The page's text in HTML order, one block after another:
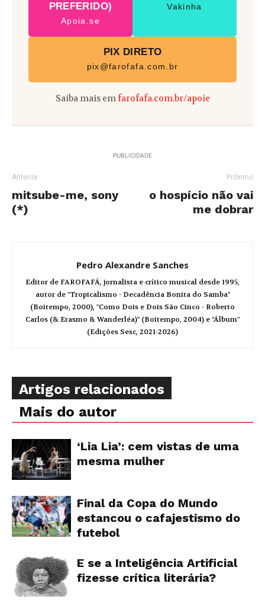
PREFERIDO)
Apoia.se
Vakinha
PIX DIRETO
pix@farofafa.com.br
Saiba mais emfarofafa.com.br/apoie
PUBLICIDADE
Anterior
mitsube-me, sony
(*)
Próximo
o hospício não vai
me dobrar
Pedro Alexandre Sanches
Editor de FAROFAFÁ, jornalista e crítico musical desde 1995,
autor de "Tropicalismo - Decadência Bonita do Samba"
(Boitempo, 2000), "Como Dois e Dois São Cinco - Roberto
Carlos (& Erasmo & Wanderléa)" (Boitempo, 2004) e "Álbum"
(Edições Sesc, 2021-2026)
Artigos relacionados
Mais do autor
‘Lia Lia’: cem vistas de uma
mesma mulher
Final da Copa do Mundo
estancou o cafajestismo do
futebol
E se a Inteligência Artificial
fizesse crítica literária?